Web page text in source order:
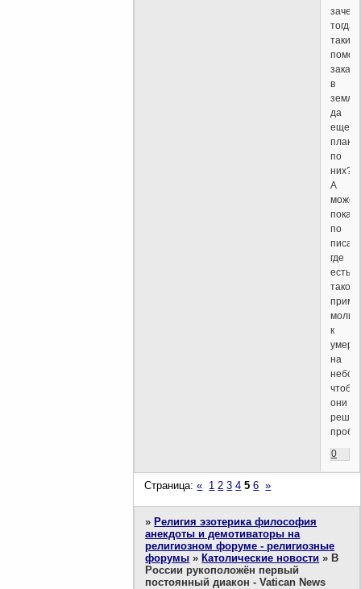
зачем
тогда
таких
в
землю
да
еще
по
них?
А
по
где
есть
такой
к
на
небо
чтобы
они
0
Страница:« 1 2 3 4 5 6 »
» Религия эзотерика философия
анекдоты и демотиваторы на
религиозном форуме - религиозные
форумы » Католические новости » В
России рукоположён первый
постоянный диакон - Vatican News